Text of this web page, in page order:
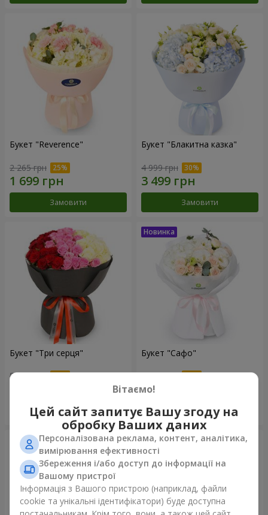
Букет "Reverence"
2 265 грн
Замовити
Букет "Блакитна казка"
4 999 грн
Замовити
Букет "Три серця"
5 284 грн
Замовити
Букет "Сафо"
1 999 грн
Замовити
Вітаємо!
Цей сайт запитує Вашу згоду на
обробку Ваших даних
Персоналізована реклама, контент, аналітика,
вимірювання ефективності
Збереження і/або доступ до інформації на
Вашому пристрої
Інформація з Вашого пристрою (наприклад, файли
cookie та унікальні ідентифікатори) буде доступна